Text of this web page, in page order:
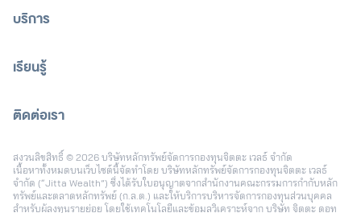
บริการ
เรียนรู้
ติดต่อเรา
สงวนลิขสิทธิ์ © 2026 บริษัทหลักทรัพย์จัดการกองทุนจิตตะ เวลธ์ จำกัด
เนื้อหาทั้งหมดบนเว็บไซต์นี้จัดทำโดย บริษัทหลักทรัพย์จัดการกองทุนจิตตะ เวลธ์
จำกัด (“Jitta Wealth”) ซึ่งได้รับใบอนุญาตจากสำนักงานคณะกรรมการกำกับหลัก
ทรัพย์และตลาดหลักทรัพย์ (ก.ล.ต.) และให้บริการบริหารจัดการกองทุนส่วนบุคคล
สำหรับผู้ลงทุนรายย่อย โดยใช้เทคโนโลยีและข้อมูลวิเคราะห์จาก บริษัท จิตตะ ดอท